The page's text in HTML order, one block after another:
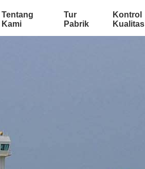
Tentang
Kami
Tur
Pabrik
Kontrol
Kualitas